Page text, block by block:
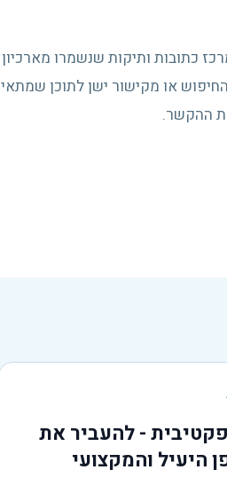
או מקישור ישן לתוכן
ההקשר.
- להעביר את
היעיל והמקצועי